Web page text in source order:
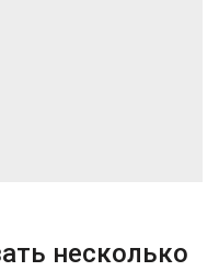
несколько